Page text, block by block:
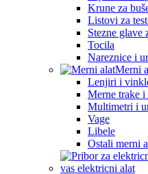
Krune za
Listovi za
Stezne glave
Tocila
Nareznice i
Merni
Lenjiri i
Merne trake
Multimetri i
Vage
Libele
Ostali merni